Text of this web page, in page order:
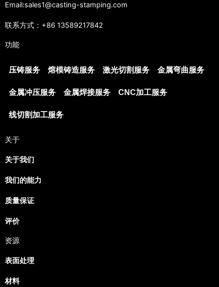
Email:sales1@casting-stamping.com
联系方式：+86 13589217842
功能
压铸服务 熔模铸造服务 激光切割服务 金属弯曲服务
金属冲压服务 金属焊接服务 CNC加工服务
线切割加工服务
关于
关于我们
我们的能力
质量保证
评价
资源
表面处理
材料